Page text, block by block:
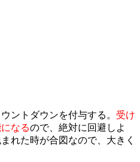
ントダウンを付与する。 受け
なるので、絶対に回避しよ
れた時が合図なので、大きく